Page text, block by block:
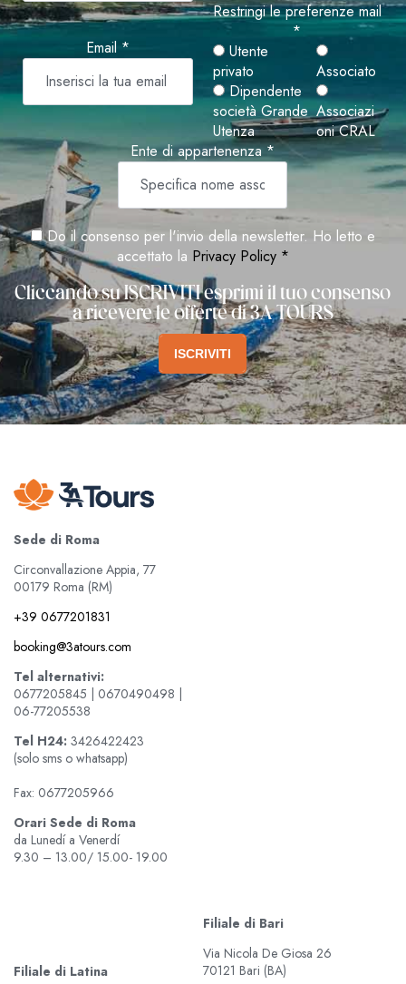
Email *
Restringi le preferenze mail
*
Utente
privato
Associato
Dipendente
società Grande
Utenza
Associazi
oni CRAL
Ente di appartenenza *
Do il consenso per l'invio della newsletter. Ho letto e
accettato la Privacy Policy *
Cliccando su ISCRIVITI esprimi il tuo consenso
a ricevere le offerte di 3A TOURS
ISCRIVITI
Sede di Roma
Circonvallazione Appia, 77
00179 Roma (RM)
+39 0677201831
booking@3atours.com
Tel alternativi:
0677205845 | 0670490498 |
06-77205538
Tel H24: 3426422423
(solo sms o whatsapp)
Fax: 0677205966
Orari Sede di Roma
da Lunedí a Venerdí
9.30 – 13.00/ 15.00- 19.00
Filiale di Latina
Filiale di Bari
Via Nicola De Giosa 26
70121 Bari (BA)